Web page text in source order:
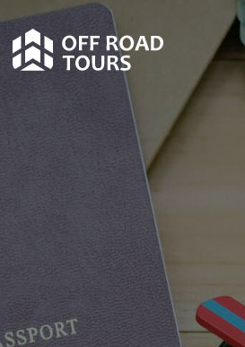
한국어
한국어
키르기스스탄 비